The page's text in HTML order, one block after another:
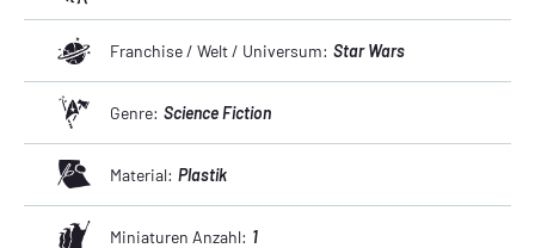
Franchise / Welt / Universum: Star Wars
Genre: Science Fiction
Material: Plastik
Miniaturen Anzahl: 1